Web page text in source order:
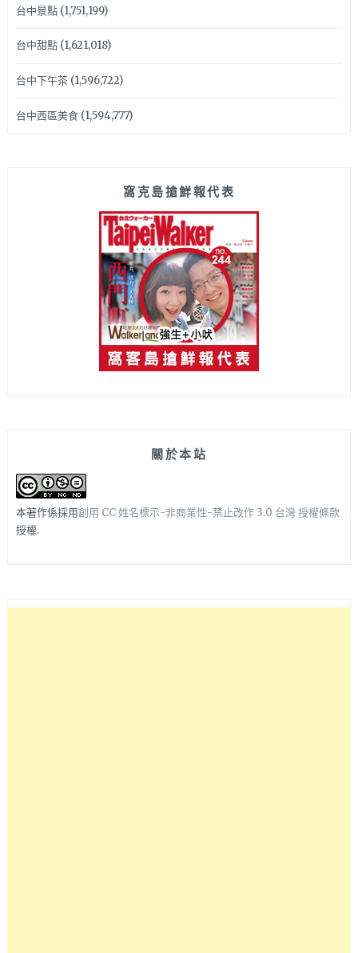
台中景點(1,751,199)
台中甜點(1,621,018)
台中下午茶(1,596,722)
台中西區美食(1,594,777)
窩克島搶鮮報代表
關於本站
本著作係採用創用 CC 姓名標示-非商業性-禁止改作 3.0 台灣 授權條款
授權.